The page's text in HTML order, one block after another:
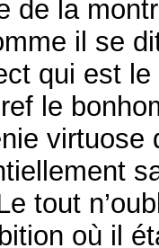
de la
il se
qui est
le
tout
où il